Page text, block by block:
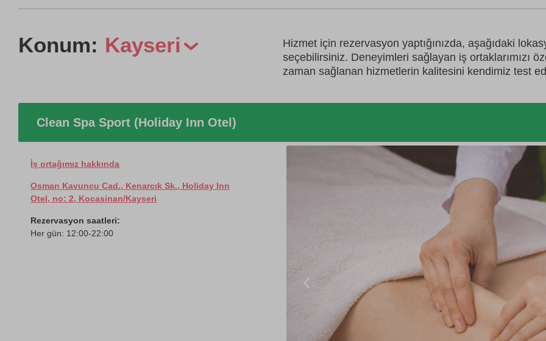
Konum: Kayseri
Hizmet için rezervasyon yaptığınızda, aşağıdaki
seçebilirsiniz. Deneyimleri sağlayan iş ortaklarımızı
zaman sağlanan hizmetlerin kalitesini kendimiz test
Clean Spa Sport (Holiday Inn Otel)
İş ortağımız hakkında
Osman Kavuncu Cad., Kenarcık Sk., Holiday Inn
Otel, no: 2, Kocasinan/Kayseri
Rezervasyon saatleri:
Her gün: 12:00-22:00